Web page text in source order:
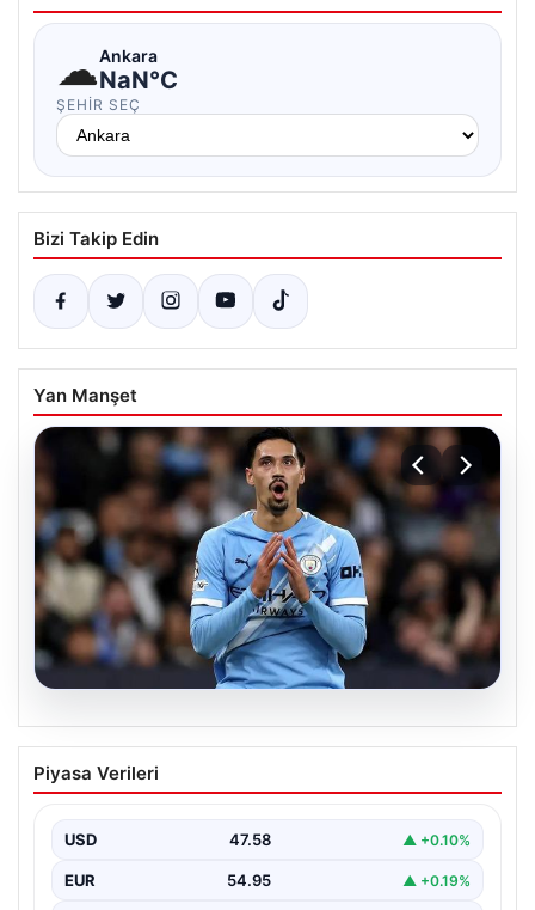
☁Ankara
NaN°C
ŞEHIR SEÇ
Bizi Takip Edin
Yan Manşet
05.08.2026
Galatasaray Orta Sahaya Dev Transfer
Pressajı: Manchester City’nin Yıldızı
Yüzde Yüz
Galatasaray, yeni sezon için olası transfer planlarında
orta saha bölgesine güçlü bir takviye yapma…
Piyasa Verileri
USD 47.58 ▲ +0.10%
EUR 54.95 ▲ +0.19%